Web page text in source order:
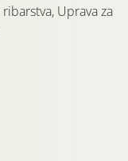
Uprava za